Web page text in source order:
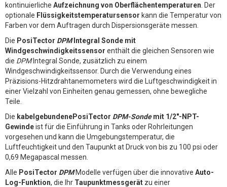
kontinuierliche Aufzeichnung von Oberflächentemperaturen . Der
optionale Flüssigkeitstemperatursensor kann die Temperatur von
Farben vor dem Auftragen durch Dispersionsgeräte messen.
Die PosiTector DPMIntegral Sonde mit
Windgeschwindigkeitssensor enthält die gleichen Sensoren wie
die DPMIntegral Sonde, zusätzlich zu einem
Windgeschwindigkeitssensor. Durch die Verwendung eines
Präzisions-Hitzdrahtanemometers wird die Luftgeschwindigkeit in
einer Vielzahl von Einheiten genau gemessen, ohne bewegliche
Teile.
Die kabelgebundenePosiTector DPM-Sondemit 1/2"-NPT-
Gewindeist für die Einführung in Tanks oder Rohrleitungen
vorgesehen und kann die Umgebungstemperatur, die
Luftfeuchtigkeit und den Taupunkt at Druck von bis zu 100 psi oder
0,69 Megapascal messen.
Alle PosiTector DPMModelle verfügen über die innovative Auto-
Log-Funktion, die Ihr Taupunktmessgerät zu einer